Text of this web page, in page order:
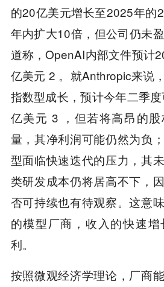
的20亿美元增长至2025年的
年内扩大10倍，但公司仍未
道称，OpenAI内部文件预计
亿美元 2 。就Anthropic来说
指数型成长，预计今年二季
亿美元 3 ，但若将高昂的
量，其净利润可能仍然为负
型面临快速迭代的压力，其
类研发成本仍将居高不下，
否可持续也有待观察。这意
的模型厂商，收入的快速
利。
按照微观经济学理论，厂商